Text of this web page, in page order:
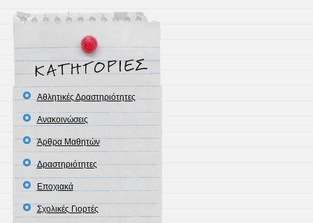
Αθλητικές Δραστηριότητες
Ανακοινώσεις
Άρθρα Μαθητών
Δραστηριότητες
Εποχιακά
Σχολικές Γιορτές